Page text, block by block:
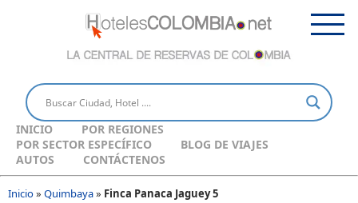
INICIO
POR REGIONES
POR SECTOR ESPECÍFICO
BLOG DE VIAJES
AUTOS
CONTÁCTENOS
Inicio» Quimbaya» Finca Panaca Jaguey 5